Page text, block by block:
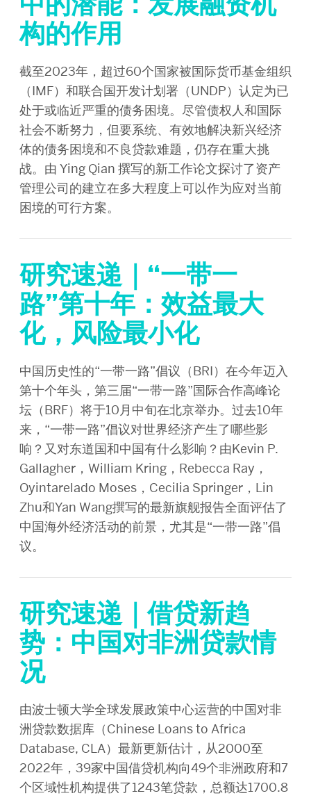
构的作用
截至2023年，超过60个国家被国际货币基金组织
（IMF）和联合国开发计划署（UNDP）认定为已
处于或临近严重的债务困境。尽管债权人和国际
社会不断努力，但要系统、有效地解决新兴经济
体的债务困境和不良贷款难题，仍存在重大挑
战。由 Ying Qian 撰写的新工作论文探讨了资产
管理公司的建立在多大程度上可以作为应对当前
困境的可行方案。
研究速递｜“一带一
路”第十年：效益最大
化，风险最小化
中国历史性的“一带一路”倡议（BRI）在今年迈入
第十个年头，第三届“一带一路”国际合作高峰论
坛（BRF）将于10月中旬在北京举办。过去10年
来，“一带一路”倡议对世界经济产生了哪些影
响？又对东道国和中国有什么影响？由Kevin P.
Gallagher，William Kring，Rebecca Ray，
Oyintarelado Moses，Cecilia Springer，Lin
Zhu和Yan Wang撰写的最新旗舰报告全面评估了
中国海外经济活动的前景，尤其是“一带一路”倡
议。
研究速递｜借贷新趋
势：中国对非洲贷款情
况
由波士顿大学全球发展政策中心运营的中国对非
洲贷款数据库（Chinese Loans to Africa
Database, CLA）最新更新估计，从2000至
2022年，39家中国借贷机构向49个非洲政府和7
个区域性机构提供了1243笔贷款，总额达1700.8